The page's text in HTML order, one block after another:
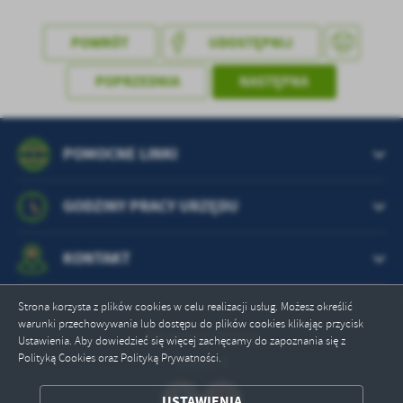
Strona korzysta z plików cookies w celu realizacji usług. Możesz określić
warunki przechowywania lub dostępu do plików cookies klikając przycisk
Ustawienia. Aby dowiedzieć się więcej zachęcamy do zapoznania się z
Polityką Cookies oraz Polityką Prywatności.
POWRÓT UDOSTĘPNIJ
POPRZEDNIA NASTĘPNA
POMOCNE LINKI
GODZINY PRACY URZĘDU
KONTAKT
Odwiedzin: 369532
Online: 3